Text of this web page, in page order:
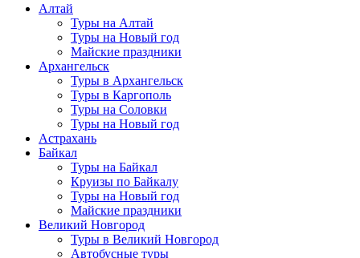
Алтай
Туры на Алтай
Туры на Новый год
Майские праздники
Архангельск
Туры в Архангельск
Туры в Каргополь
Туры на Соловки
Туры на Новый год
Астрахань
Байкал
Туры на Байкал
Круизы по Байкалу
Туры на Новый год
Майские праздники
Великий Новгород
Туры в Великий Новгород
Автобусные туры